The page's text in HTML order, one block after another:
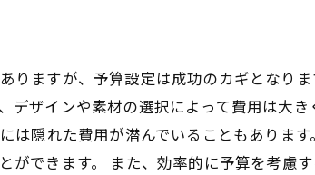
: 計画から実行までの全体像
りますが、予算設定は成功のカギとなり
ザインや素材の選択によって費用は大き
は隠れた費用が潜んでいることもありま
できます。 また、効率的に予算を考慮